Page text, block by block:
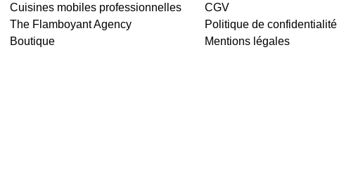
Cuisines mobiles professionnelles
The Flamboyant Agency
Boutique
CGV
Politique de confidentialité
Mentions légales